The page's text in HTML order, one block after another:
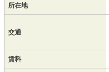
所在地
交通
賃料